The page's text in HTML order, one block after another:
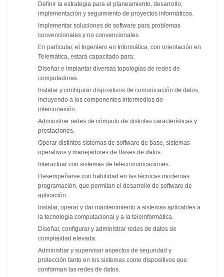
Definir la estrategia para el planeamiento, desarrollo,
implementación y seguimiento de proyectos informáticos.
Implementar soluciones de software para problemas
convencionales y no convencionales.
En particular, el Ingeniero en Informática, con orientación en
Telemática, estará capacitado para:
Diseñar e implantar diversas topologías de redes de
computadoras.
Instalar y configurar dispositivos de comunicación de datos,
incluyendo a los componentes intermedios de
interconexión.
Administrar redes de cómputo de distintas características y
prestaciones.
Operar distintos sistemas de software de base, sistemas
operativos y manejadores de Bases de datos.
Interactuar con sistemas de telecomunicaciones.
Desempeñarse con habilidad en las técnicas modernas
programación, que permitan el desarrollo de software de
aplicación.
Instalar, operar y dar mantenimiento a sistemas aplicables a
la tecnología computacional y a la teleinformática.
Diseñar, configurar y administrar redes de datos de
complejidad elevada.
Administrar y supervisar aspectos de seguridad y
protección tanto en los sistemas como dispositivos que
conforman las redes de datos.